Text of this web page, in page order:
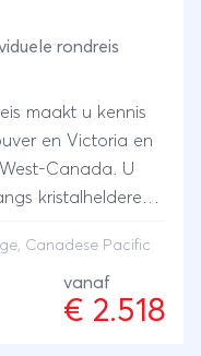
rondreis
maakt u kennis
en Victoria en
Canada. U
kristalheldere
is de overtocht
steile kliffen,
Canadese Pacific
vanaf
€ 2.518